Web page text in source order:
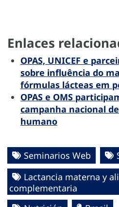
Enlaces
OPAS, UNICEF e
sobre influência do
fórmulas lácteas em
OPAS e OMS
campanha nacional
humano
Seminarios Web
Lactancia materna y
complementaria